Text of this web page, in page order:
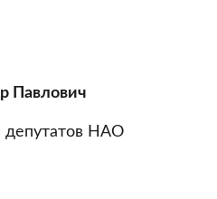
Павлович
депутатов НАО